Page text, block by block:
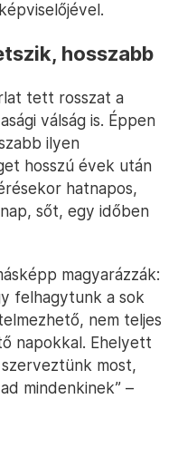
hosszabb
tett rosszat a
válság is. Éppen
ilyen
hosszú évek után
hatnapos,
sőt, egy időben
magyarázzák:
felhagytunk a sok
nem teljes
napokkal. Ehelyett
most,
mindenkinek” –